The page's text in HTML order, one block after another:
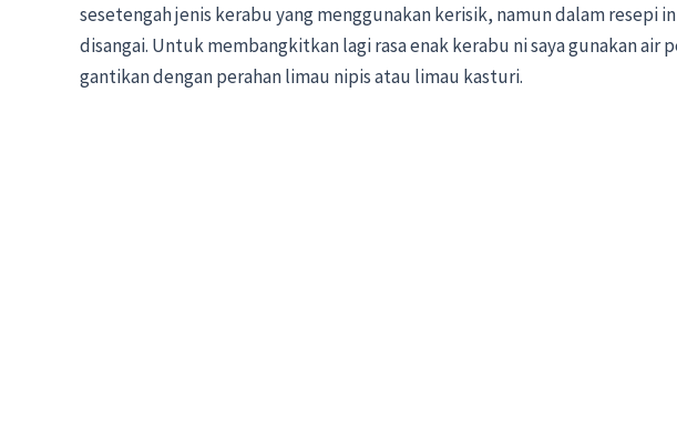
sesetengah jenis kerabu yang menggunakan kerisik, namun dalam resepi
disangai. Untuk membangkitkan lagi rasa enak kerabu ni saya gunakan air
gantikan dengan perahan limau nipis atau limau kasturi.